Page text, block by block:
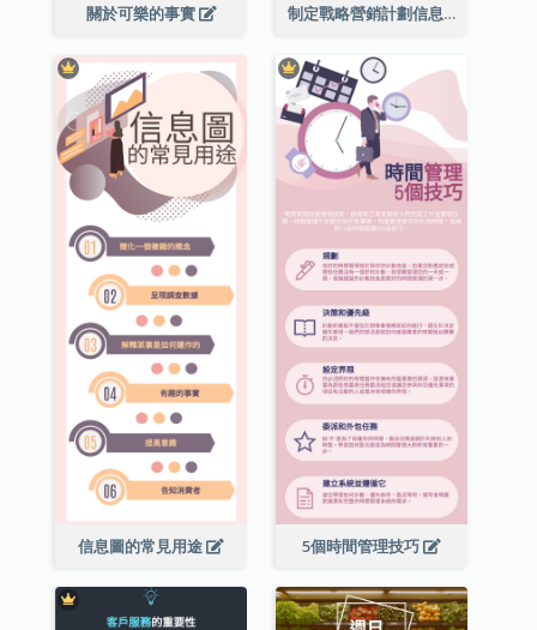
關於可樂的事實 制定戰略營銷計劃信息圖表
信息圖的常見用途 5個時間管理技巧